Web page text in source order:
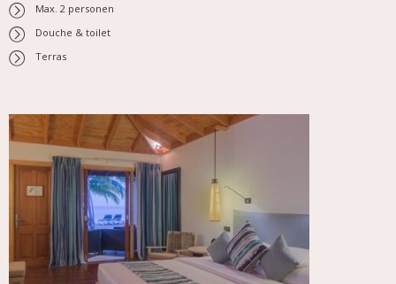
Max. 2 personen
Douche & toilet
Terras